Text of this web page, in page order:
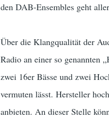
den DAB-Ensembles geht
Über die Klangqualität der
Radio an einer so genannten
zwei 16er Bässe und zwei
vermuten lässt. Hersteller
anbieten. An dieser Stelle